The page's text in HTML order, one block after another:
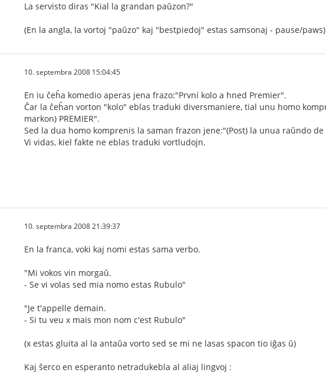
La servisto diras "Kial la grandan paŭzon?"
(En la angla, la vortoj "paŭzo" kaj "bestpiedoj" estas samsonaj - pause/paws)
10. septembra 2008 15:04:45
En iu ĉeĥa komedio aperas jena frazo:"První kolo a hned Premier".
Ĉar la ĉeĥan vorton "kolo" eblas traduki diversmaniere, tial unu homo
markon) PREMIER".
Sed la dua homo komprenis la saman frazon jene:"(Post) la unua raŭndo
Vi vidas, kiel fakte ne eblas traduki vortludojn.
10. septembra 2008 21:39:37
En la franca, voki kaj nomi estas sama verbo.
"Mi vokos vin morgaŭ.
- Se vi volas sed mia nomo estas Rubulo"
"Je t'appelle demain.
- Si tu veu x mais mon nom c'est Rubulo"
(x estas gluita al la antaŭa vorto sed se mi ne lasas spacon tio iĝas ŭ)
Kaj ŝerco en esperanto netradukebla al aliaj lingvoj :